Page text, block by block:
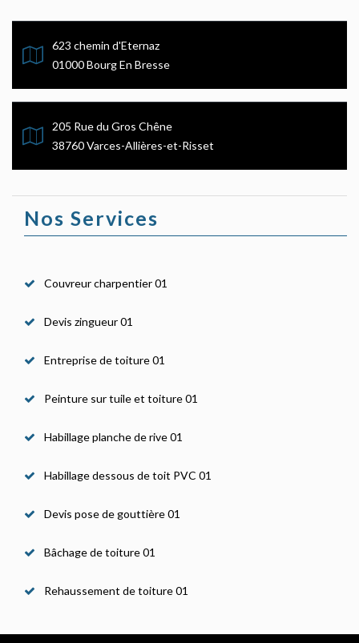
623 chemin d'Eternaz
01000 Bourg En Bresse
205 Rue du Gros Chêne
38760 Varces-Allières-et-Risset
Nos Services
Couvreur charpentier 01
Devis zingueur 01
Entreprise de toiture 01
Peinture sur tuile et toiture 01
Habillage planche de rive 01
Habillage dessous de toit PVC 01
Devis pose de gouttière 01
Bâchage de toiture 01
Rehaussement de toiture 01